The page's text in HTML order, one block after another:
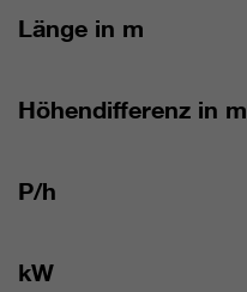
Länge in m
Höhendifferenz in m
P/h
kW